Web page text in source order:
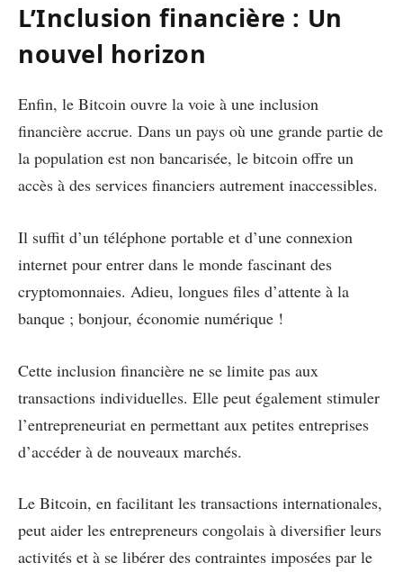
L’Inclusion financière : Un
nouvel horizon
Enfin, le Bitcoin ouvre la voie à une inclusion
financière accrue. Dans un pays où une grande partie de
la population est non bancarisée, le bitcoin offre un
accès à des services financiers autrement inaccessibles.
Il suffit d’un téléphone portable et d’une connexion
internet pour entrer dans le monde fascinant des
cryptomonnaies. Adieu, longues files d’attente à la
banque ; bonjour, économie numérique !
Cette inclusion financière ne se limite pas aux
transactions individuelles. Elle peut également stimuler
l’entrepreneuriat en permettant aux petites entreprises
d’accéder à de nouveaux marchés.
Le Bitcoin, en facilitant les transactions internationales,
peut aider les entrepreneurs congolais à diversifier leurs
activités et à se libérer des contraintes imposées par le